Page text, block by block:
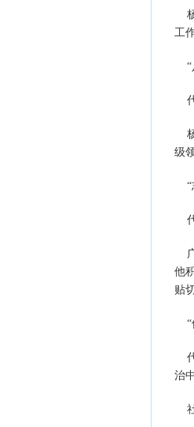
杨
工
“
代
杨
级
“
代
广
他
贴
“
代
治
社